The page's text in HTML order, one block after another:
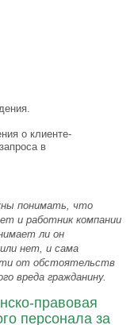
о клиенте-
в
понимать, что
и работник компании
ли он
нет, и сама
от обстоятельств
вреда гражданину.
правовая
персонала за